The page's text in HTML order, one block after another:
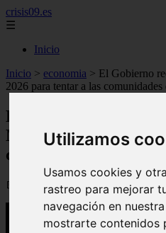
Utilizamos
Usamos cookies y
rastreo para mejorar
navegación en
mostrarte contenidos
crisis09.es
☰
Inicio
Inicio > economia > El Gobierno
2026 para tentar a las
El Gobierno recupera
Montoro en 2026
comunidades del PP
📅 07/07/2026